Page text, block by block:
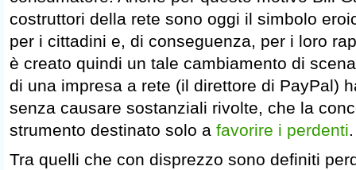
costruttori della rete sono oggi il simbolo
per i cittadini e, di conseguenza, per i loro
è creato quindi un tale cambiamento di
di una impresa a rete (il direttore di PayPal)
senza causare sostanziali rivolte, che la
strumento destinato solo a favorire i perdenti.
Tra quelli che con disprezzo sono definiti